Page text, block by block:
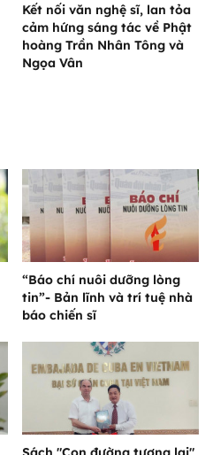
Kết nối văn nghệ sĩ, lan tỏa
cảm hứng sáng tác về Phật
hoàng Trần Nhân Tông và
Ngọa Vân
“Báo chí nuôi dưỡng lòng
tin”- Bản lĩnh và trí tuệ nhà
báo chiến sĩ